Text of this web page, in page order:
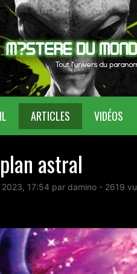
(CURRENT)ARTICLES VIDÉOS
astral
17:54 par damino - 2619